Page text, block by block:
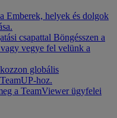
Emberek, helyek és dolgok
csapattal Böngésszen a
vegye fel velünk a
globális
hoz.
a TeamViewer ügyfelei